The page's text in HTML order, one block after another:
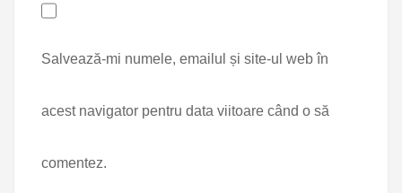
Salvează-mi numele, emailul și site-ul web în
acest navigator pentru data viitoare când o să
comentez.